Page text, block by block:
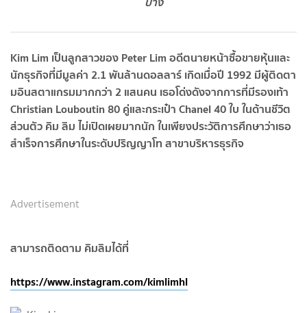
Kim Lim เป็นลูกสาวของ Peter Lim อดีตนายหน้าซื้อขายหุ้นและ
นักธุรกิจที่มีมูลค่า 2.1 พันล้านดอลลาร์ เกิดเมื่อปี 1992 มีผู้ติดตา
มอินสตาแกรมมากกว่า 2 แสนคน เธอโด่งดังจากการที่มีรองเท้า
Christian Louboutin 80 คู่และกระเป๋า Chanel 40 ใบ ในด้านชีวิต
ส่วนตัว คิม ลิม ไม่เปิดเผยมากนัก ในเพียงประวัติการศึกษาว่าเธอ
สำเร็จการศึกษาในระดับปริญญาโท สาขาบริหารธุรกิจ
Advertisement
สามารถติดตาม คิมลิมได้ที่
https://www.instagram.com/kimlimhl